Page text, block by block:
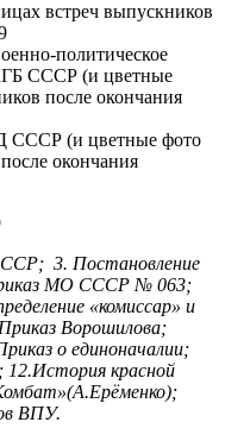
встреч выпускников
политическое
СССР (и цветные
после окончания
СССР (и цветные фото
окончания
3. Постановление
МО СССР № 063;
«комиссар» и
Ворошилова;
о единоначалии;
12.История красной
ВПУ.